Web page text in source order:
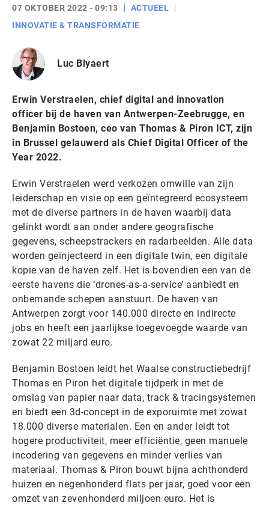
07 OKTOBER 2022 - 09:13
ACTUEEL
INNOVATIE & TRANSFORMATIE
Luc Blyaert
Erwin Verstraelen, chief digital and innovation
officer bij de haven van Antwerpen-Zeebrugge, en
Benjamin Bostoen, ceo van Thomas & Piron ICT, zijn
in Brussel gelauwerd als Chief Digital Officer of the
Year 2022.
Erwin Verstraelen werd verkozen omwille van zijn
leiderschap en visie op een geïntegreerd ecosysteem
met de diverse partners in de haven waarbij data
gelinkt wordt aan onder andere geografische
gegevens, scheepstrackers en radarbeelden. Alle data
worden geïnjecteerd in een digitale twin, een digitale
kopie van de haven zelf. Het is bovendien een van de
eerste havens die ‘drones-as-a-service’ aanbiedt en
onbemande schepen aanstuurt. De haven van
Antwerpen zorgt voor 140.000 directe en indirecte
jobs en heeft een jaarlijkse toegevoegde waarde van
zowat 22 miljard euro.
Benjamin Bostoen leidt het Waalse constructiebedrijf
Thomas en Piron het digitale tijdperk in met de
omslag van papier naar data, track & tracingsystemen
en biedt een 3d-concept in de exporuimte met zowat
18.000 diverse materialen. Een en ander leidt tot
hogere productiviteit, meer efficiëntie, geen manuele
incodering van gegevens en minder verlies van
materiaal. Thomas & Piron bouwt bijna achthonderd
huizen en negenhonderd flats per jaar, goed voor een
omzet van zevenhonderd miljoen euro. Het is